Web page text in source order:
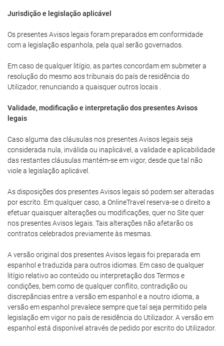
Jurisdição e legislação aplicável
Os presentes Avisos legais foram preparados em conformidade
com a legislação espanhola, pela qual serão governados.
Em caso de qualquer litígio, as partes concordam em submeter a
resolução do mesmo aos tribunais do país de residência do
Utilizador, renunciando a quaisquer outros locais .
Validade, modificação e interpretação dos presentes Avisos
legais
Caso alguma das cláusulas nos presentes Avisos legais seja
considerada nula, inválida ou inaplicável, a validade e aplicabilidade
das restantes cláusulas mantém-se em vigor, desde que tal não
viole a legislação aplicável.
As disposições dos presentes Avisos legais só podem ser alteradas
por escrito. Em qualquer caso, a OnlineTravel reserva-se o direito a
efetuar quaisquer alterações ou modificações, quer no Site quer
nos presentes Avisos legais. Tais alterações não afetarão os
contratos celebrados previamente às mesmas.
A versão original dos presentes Avisos legais foi preparada em
espanhol e traduzida para outros idiomas. Em caso de qualquer
litígio relativo ao conteúdo ou interpretação dos Termos e
condições, bem como de qualquer conflito, contradição ou
discrepâncias entre a versão em espanhol e a noutro idioma, a
versão em espanhol prevalece sempre que tal seja permitido pela
legislação em vigor no país de residência do Utilizador. A versão em
espanhol está disponível através de pedido por escrito do Utilizador.